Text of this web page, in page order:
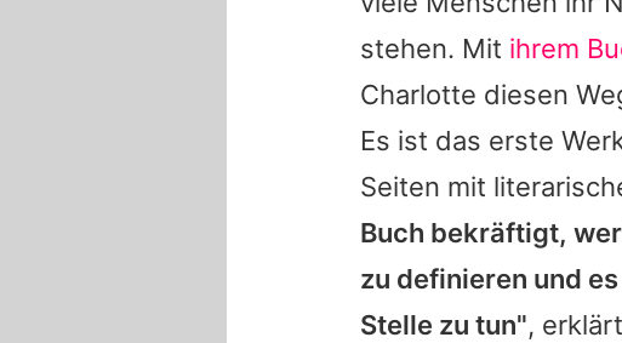
stehen. Mit ihrem
Charlotte diesen
Es ist das erste
Seiten mit
Buch bekräftigt,
zu definieren und
Stelle zu tun",